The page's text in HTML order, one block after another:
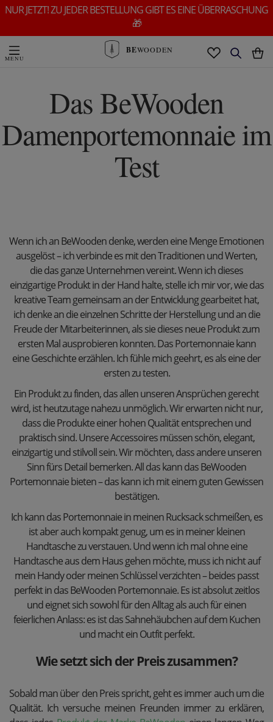
NUR JETZT! ZU JEDER BESTELLUNG GIBT ES EINE ÜBERRASCHUNG
🎁
BEWOODEN
Das BeWooden
Damenportemonnaie im
Test
Wenn ich an BeWooden denke, werden eine Menge Emotionen
ausgelöst – ich verbinde es mit den Traditionen und Werten,
die das ganze Unternehmen vereint. Wenn ich dieses
einzigartige Produkt in der Hand halte, stelle ich mir vor, wie das
kreative Team gemeinsam an der Entwicklung gearbeitet hat,
ich denke an die einzelnen Schritte der Herstellung und an die
Freude der Mitarbeiterinnen, als sie dieses neue Produkt zum
ersten Mal ausprobieren konnten. Das Portemonnaie kann
eine Geschichte erzählen. Ich fühle mich geehrt, es als eine der
ersten zu testen.
Ein Produkt zu finden, das allen unseren Ansprüchen gerecht
wird, ist heutzutage nahezu unmöglich. Wir erwarten nicht nur,
dass die Produkte einer hohen Qualität entsprechen und
praktisch sind. Unsere Accessoires müssen schön, elegant,
einzigartig und stilvoll sein. Wir möchten, dass andere unseren
Sinn fürs Detail bemerken. All das kann das BeWooden
Portemonnaie bieten – das kann ich mit einem guten Gewissen
bestätigen.
Ich kann das Portemonnaie in meinen Rucksack schmeißen, es
ist aber auch kompakt genug, um es in meiner kleinen
Handtasche zu verstauen. Und wenn ich mal ohne eine
Handtasche aus dem Haus gehen möchte, muss ich nicht auf
mein Handy oder meinen Schlüssel verzichten – beides passt
perfekt in das BeWooden Portemonnaie. Es ist absolut zeitlos
und eignet sich sowohl für den Alltag als auch für einen
feierlichen Anlass: es ist das Sahnehäubchen auf dem Kuchen
und macht ein Outfit perfekt.
Wie setzt sich der Preis zusammen?
Sobald man über den Preis spricht, geht es immer auch um die
Qualität. Ich versuche meinen Freunden immer zu erklären,